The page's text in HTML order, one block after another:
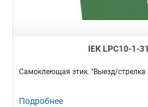
IEK LPC10-1-
Самоклеющая этик. "Выезд/стрелка
Подробнее